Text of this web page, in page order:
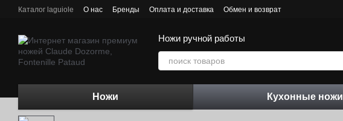
Перейти к основному контенту
Каталог laguiole О нас Бренды Оплата и доставка
Обмен и возврат
Ножи ручной работы
Ножи Кухонные ножи